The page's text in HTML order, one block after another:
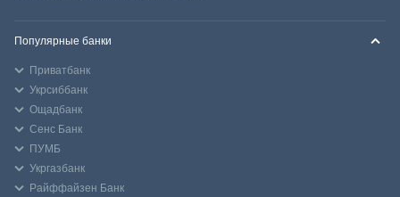
Популярные банки
Приватбанк
Укрсиббанк
Ощадбанк
Сенс Банк
ПУМБ
Укргазбанк
Райффайзен Банк